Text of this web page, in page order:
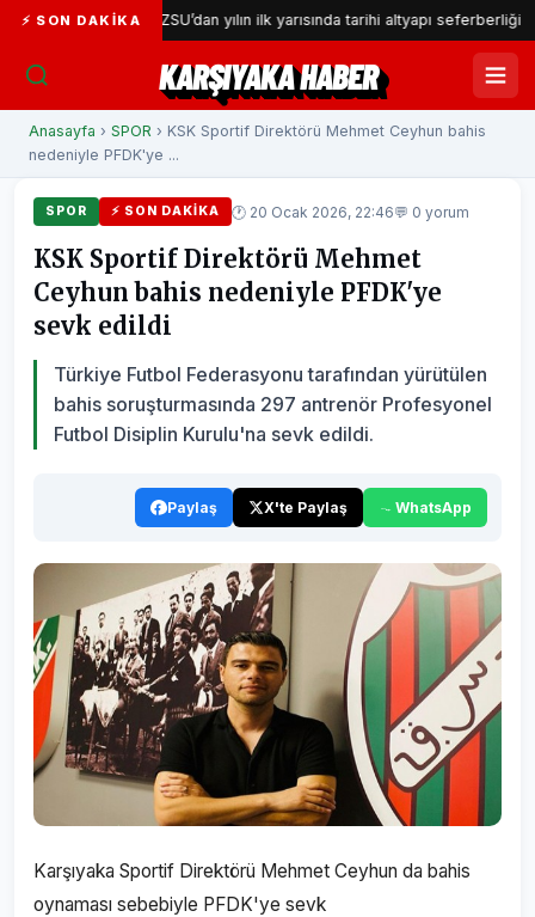
⚡ SON DAKIKAİZSU’dan yılın ilk yarısında tarihi altyapı seferberliği
KARŞIYAKA HABER
Anasayfa › SPOR › KSK Sportif Direktörü Mehmet Ceyhun bahis
nedeniyle PFDK'ye ...
SPOR ⚡ SON DAKIKA 🕐 20 Ocak 2026, 22:46💬 0 yorum
KSK Sportif Direktörü Mehmet
Ceyhun bahis nedeniyle PFDK'ye
sevk edildi
Türkiye Futbol Federasyonu tarafından yürütülen
bahis soruşturmasında 297 antrenör Profesyonel
Futbol Disiplin Kurulu'na sevk edildi.
Paylaş X'te Paylaş WhatsApp
Karşıyaka Sportif Direktörü Mehmet Ceyhun da bahis
oynaması sebebiyle PFDK'ye sevk